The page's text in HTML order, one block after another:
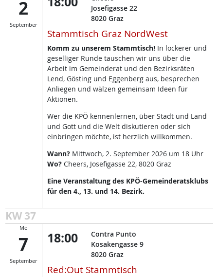
2
September
Josefigasse 22
8020 Graz
Stammtisch Graz NordWest
Komm zu unserem Stammtisch!In lockerer und
geselliger Runde tauschen wir uns über die
Arbeit im Gemeinderat und den Bezirksräten
Lend, Gösting und Eggenberg aus, besprechen
Anliegen und wälzen gemeinsam Ideen für
Aktionen.
Wer die KPÖ kennenlernen, über Stadt und Land
und Gott und die Welt diskutieren oder sich
einbringen möchte, ist herzlich willkommen.
Wann?Mittwoch, 2. September 2026 um 18 Uhr
Wo?Cheers, Josefigasse 22, 8020 Graz
Eine Veranstaltung des KPÖ-Gemeinderatsklubs
für den 4., 13. und 14. Bezirk.
KW 37
Mo
7
September
18:00
Contra Punto
Kosakengasse 9
8020 Graz
Red:Out Stammtisch